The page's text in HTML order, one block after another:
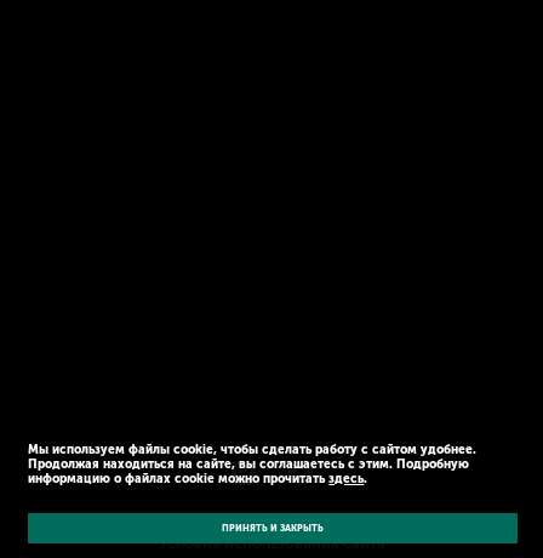
Политика конфиденциальности
Условия использования сайта
Мы используем файлы cookie, чтобы сделать работу с сайтом удобнее.
Продолжая находиться на сайте, вы соглашаетесь с этим. Подробную
информацию о файлах cookie можно прочитатьздесь.
ПРИНЯТЬ И ЗАКРЫТЬ